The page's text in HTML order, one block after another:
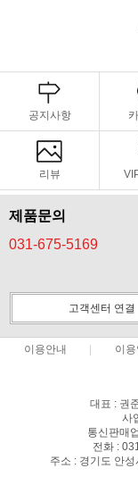
공지사항
리뷰
제품문의
031-675-5169
고객센터 연결
이용안내 이
대표 : 권
사
통신판매
전화 :
주소 : 경기도 안